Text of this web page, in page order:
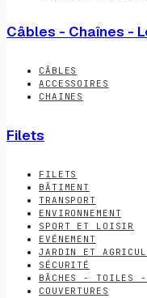
Câbles - Chaînes -
CÂBLES
ACCESSOIRES
CHAINES
Filets
FILETS
BÂTIMENT
TRANSPORT
ENVIRONNEMENT
SPORT ET LOISIR
EVÉNEMENT
JARDIN ET
SÉCURITÉ
BÂCHES - TOILES -
COUVERTURES